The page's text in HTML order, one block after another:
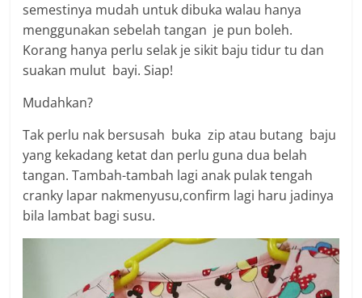
semestinya mudah untuk dibuka walau hanya
menggunakan sebelah tangan je pun boleh.
Korang hanya perlu selak je sikit baju tidur tu dan
suakan mulut bayi. Siap!
Mudahkan?
Tak perlu nak bersusah buka zip atau butang baju
yang kekadang ketat dan perlu guna dua belah
tangan. Tambah-tambah lagi anak pulak tengah
cranky lapar nakmenyusu,confirm lagi haru jadinya
bila lambat bagi susu.